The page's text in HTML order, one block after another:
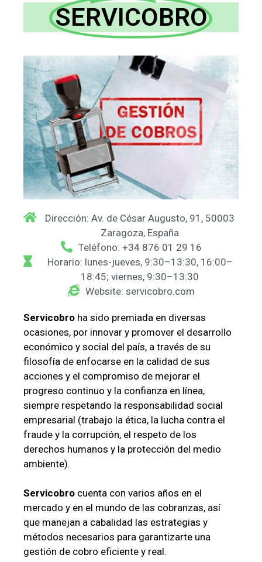
SERVICOBRO
Dirección: Av. de César Augusto, 91, 50003
Zaragoza, España
Teléfono: +34 876 01 29 16
Horario: lunes-jueves, 9:30–13:30, 16:00–
18:45; viernes, 9:30–13:30
Website: servicobro.com
Servicobro ha sido premiada en diversas
ocasiones, por innovar y promover el desarrollo
económico y social del país, a través de su
filosofía de enfocarse en la calidad de sus
acciones y el compromiso de mejorar el
progreso continuo y la confianza en línea,
siempre respetando la responsabilidad social
empresarial (trabajo la ética, la lucha contra el
fraude y la corrupción, el respeto de los
derechos humanos y la protección del medio
ambiente).
Servicobro cuenta con varios años en el
mercado y en el mundo de las cobranzas, así
que manejan a cabalidad las estrategias y
métodos necesarios para garantizarte una
gestión de cobro eficiente y real.